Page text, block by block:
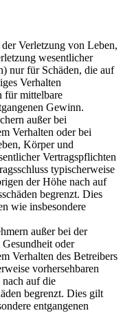
Verletzung von Leben,
wesentlicher
nur für Schäden, die auf
Verhalten
für mittelbare
Gewinn.
außer bei
Verhalten oder bei
Körper und
Vertragspflichten
typischerweise
der Höhe nach auf
begrenzt. Dies
wie insbesondere
außer bei der
oder
Verhalten des Betreibers
vorhersehbaren
auf die
begrenzt. Dies gilt
entgangenen